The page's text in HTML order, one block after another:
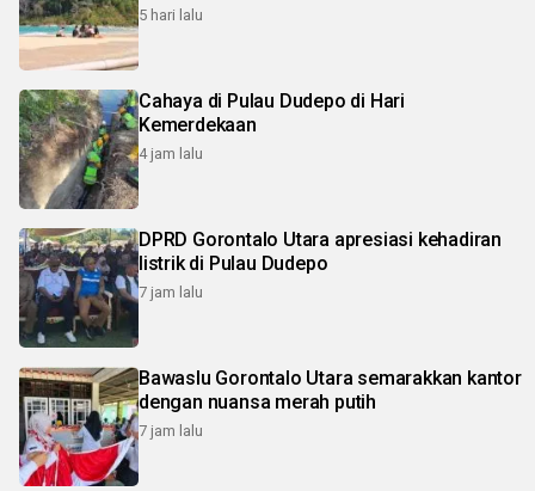
5 hari lalu
Cahaya di Pulau Dudepo di Hari
Kemerdekaan
4 jam lalu
DPRD Gorontalo Utara apresiasi kehadiran
listrik di Pulau Dudepo
7 jam lalu
Bawaslu Gorontalo Utara semarakkan kantor
dengan nuansa merah putih
7 jam lalu